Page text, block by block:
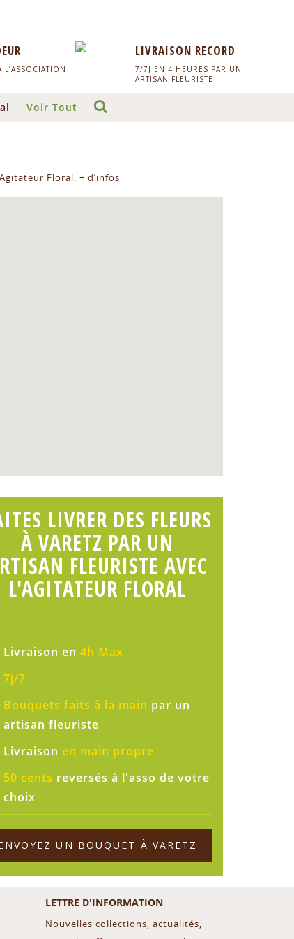
LIVRAISON RECORD
7/7J EN 4 HEURES PAR UN
ARTISAN FLEURISTE
Voir Tout
Floral. + d’infos
LIVRER DES FLEURS
À VARETZ PAR UN
FLEURISTE AVEC
L'AGITATEUR FLORAL
Livraison en 4h Max
7j/7
Bouquets faits à la main par un
artisan fleuriste
Livraison en main propre
50 cents reversés à l'asso de votre
choix
UN BOUQUET À VARETZ
LETTRE D'INFORMATION
Nouvelles collections, actualités,